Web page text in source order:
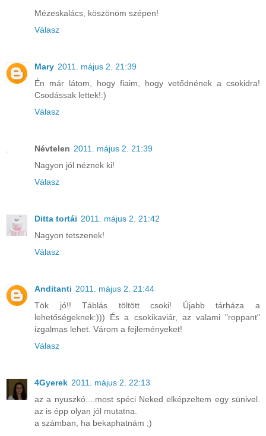
Mézeskalács, köszönöm szépen!
Válasz
Mary 2011. május 2. 21:39
Én már látom, hogy fiaim, hogy vetődnének a csokidra!
Csodássak lettek!:)
Válasz
Névtelen 2011. május 2. 21:39
Nagyon jól néznek ki!
Válasz
Ditta tortái 2011. május 2. 21:42
Nagyon tetszenek!
Válasz
Anditanti 2011. május 2. 21:44
Tök jó!! Táblás töltött csoki! Újabb tárháza a
lehetőségeknek:))) És a csokikaviár, az valami "roppant"
izgalmas lehet. Várom a fejleményeket!
Válasz
4Gyerek 2011. május 2. 22:13
az a nyuszkó....most spéci Neked elképzeltem egy sünivel.
az is épp olyan jól mutatna.
a számban, ha bekaphatnám ;)